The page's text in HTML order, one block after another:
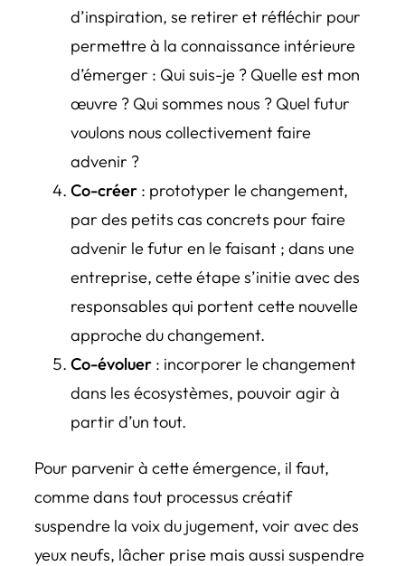
d’inspiration, se retirer et réfléchir pour
permettre à la connaissance intérieure
d’émerger : Qui suis-je ? Quelle est mon
œuvre ? Qui sommes nous ? Quel futur
voulons nous collectivement faire
advenir ?
Co-créer : prototyper le changement,
par des petits cas concrets pour faire
advenir le futur en le faisant ; dans une
entreprise, cette étape s’initie avec des
responsables qui portent cette nouvelle
approche du changement.
Co-évoluer : incorporer le changement
dans les écosystèmes, pouvoir agir à
partir d’un tout.
Pour parvenir à cette émergence, il faut,
comme dans tout processus créatif
suspendre la voix du jugement, voir avec des
yeux neufs, lâcher prise mais aussi suspendre